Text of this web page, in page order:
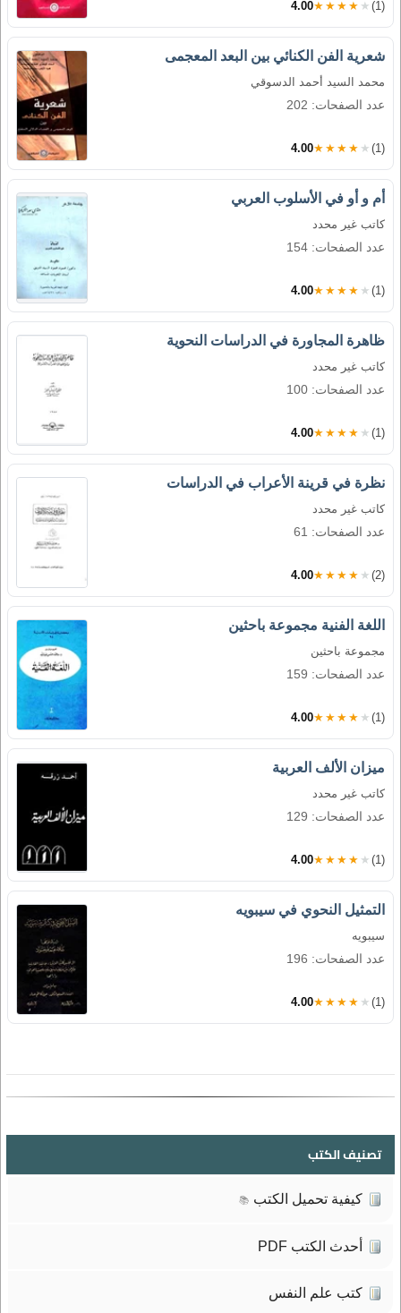
4.00★★★★★ (1)
شعرية الفن الكنائي بين البعد المعجمى
محمد السيد أحمد الدسوقي
عدد الصفحات: 202
4.00★★★★★ (1)
أم و أو في الأسلوب العربي
كاتب غير محدد
عدد الصفحات: 154
4.00★★★★★ (1)
ظاهرة المجاورة في الدراسات النحوية
كاتب غير محدد
عدد الصفحات: 100
4.00★★★★★ (1)
نظرة في قرينة الأعراب في الدراسات
كاتب غير محدد
عدد الصفحات: 61
4.00★★★★★ (2)
اللغة الفنية مجموعة باحثين
مجموعة باحثين
عدد الصفحات: 159
4.00★★★★★ (1)
ميزان الألف العربية
كاتب غير محدد
عدد الصفحات: 129
4.00★★★★★ (1)
التمثيل النحوي في سيبويه
سيبويه
عدد الصفحات: 196
4.00★★★★★ (1)
تصنيف الكتب
كيفية تحميل الكتب 📚
أحدث الكتب PDF
كتب علم النفس